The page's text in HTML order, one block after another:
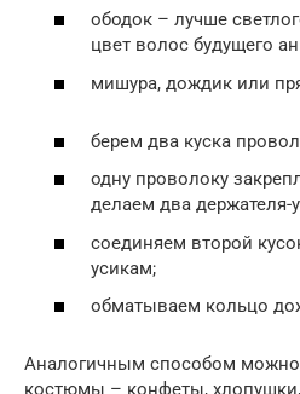
ободок – лучше
цвет волос будущего
мишура, дождик или
берем два куска
одну проволоку
делаем два держателя-
соединяем второй
усикам;
обматываем кольцо
Аналогичным способом можно
костюмы – конфеты,